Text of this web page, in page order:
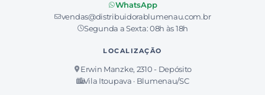
WhatsApp
vendas@distribuidorablumenau.com.br
Segunda a Sexta: 08h às 18h
LOCALIZAÇÃO
Erwin Manzke, 2310 - Depósito
Vila Itoupava · Blumenau/SC